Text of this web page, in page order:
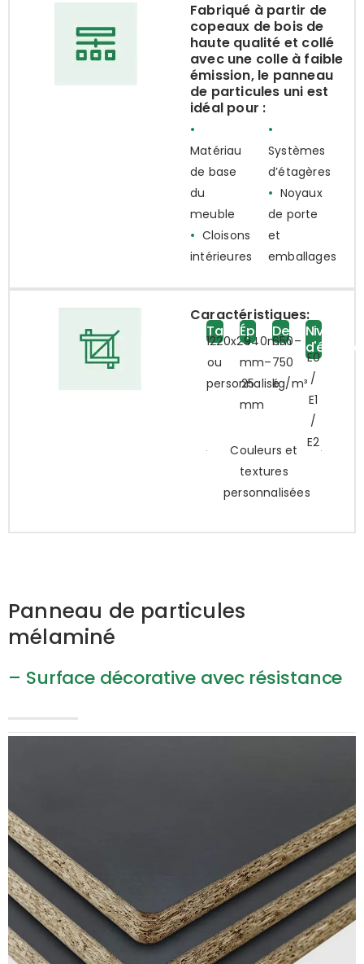
Fabriqué à partir de
copeaux de bois de
haute qualité et collé
avec une colle à faible
émission, le panneau
de particules uni est
idéal pour :
•
Matériau
de base
du
meuble
• Cloisons
intérieures
•
Systèmes
d’étagères
• Noyaux
de porte
et
emballages
Caractéristiques:
Taille
1220x2440mm
ou
personnalisé
Épaisseur
9
mm–
25
mm
Densité
650–
750
kg/m³
Niveau
E0
/
E1
/
E2
Couleurs et
textures
personnalisées
Panneau de particules
mélaminé
– Surface décorative avec résistance